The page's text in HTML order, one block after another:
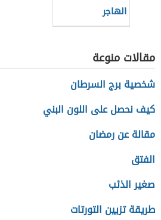
الهاجر
مقالات منوعة
شخصية برج السرطان
كيف نحصل على اللون البني
مقالة عن رمضان
الفتق
صغير الذئب
طريقة تزيين التورتات